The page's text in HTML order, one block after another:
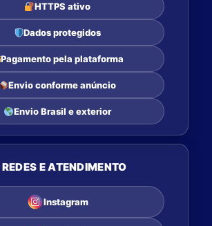
HTTPS ativo
Dados protegidos
Pagamento pela plataforma
Envio conforme anúncio
Envio Brasil e exterior
REDES E ATENDIMENTO
Instagram